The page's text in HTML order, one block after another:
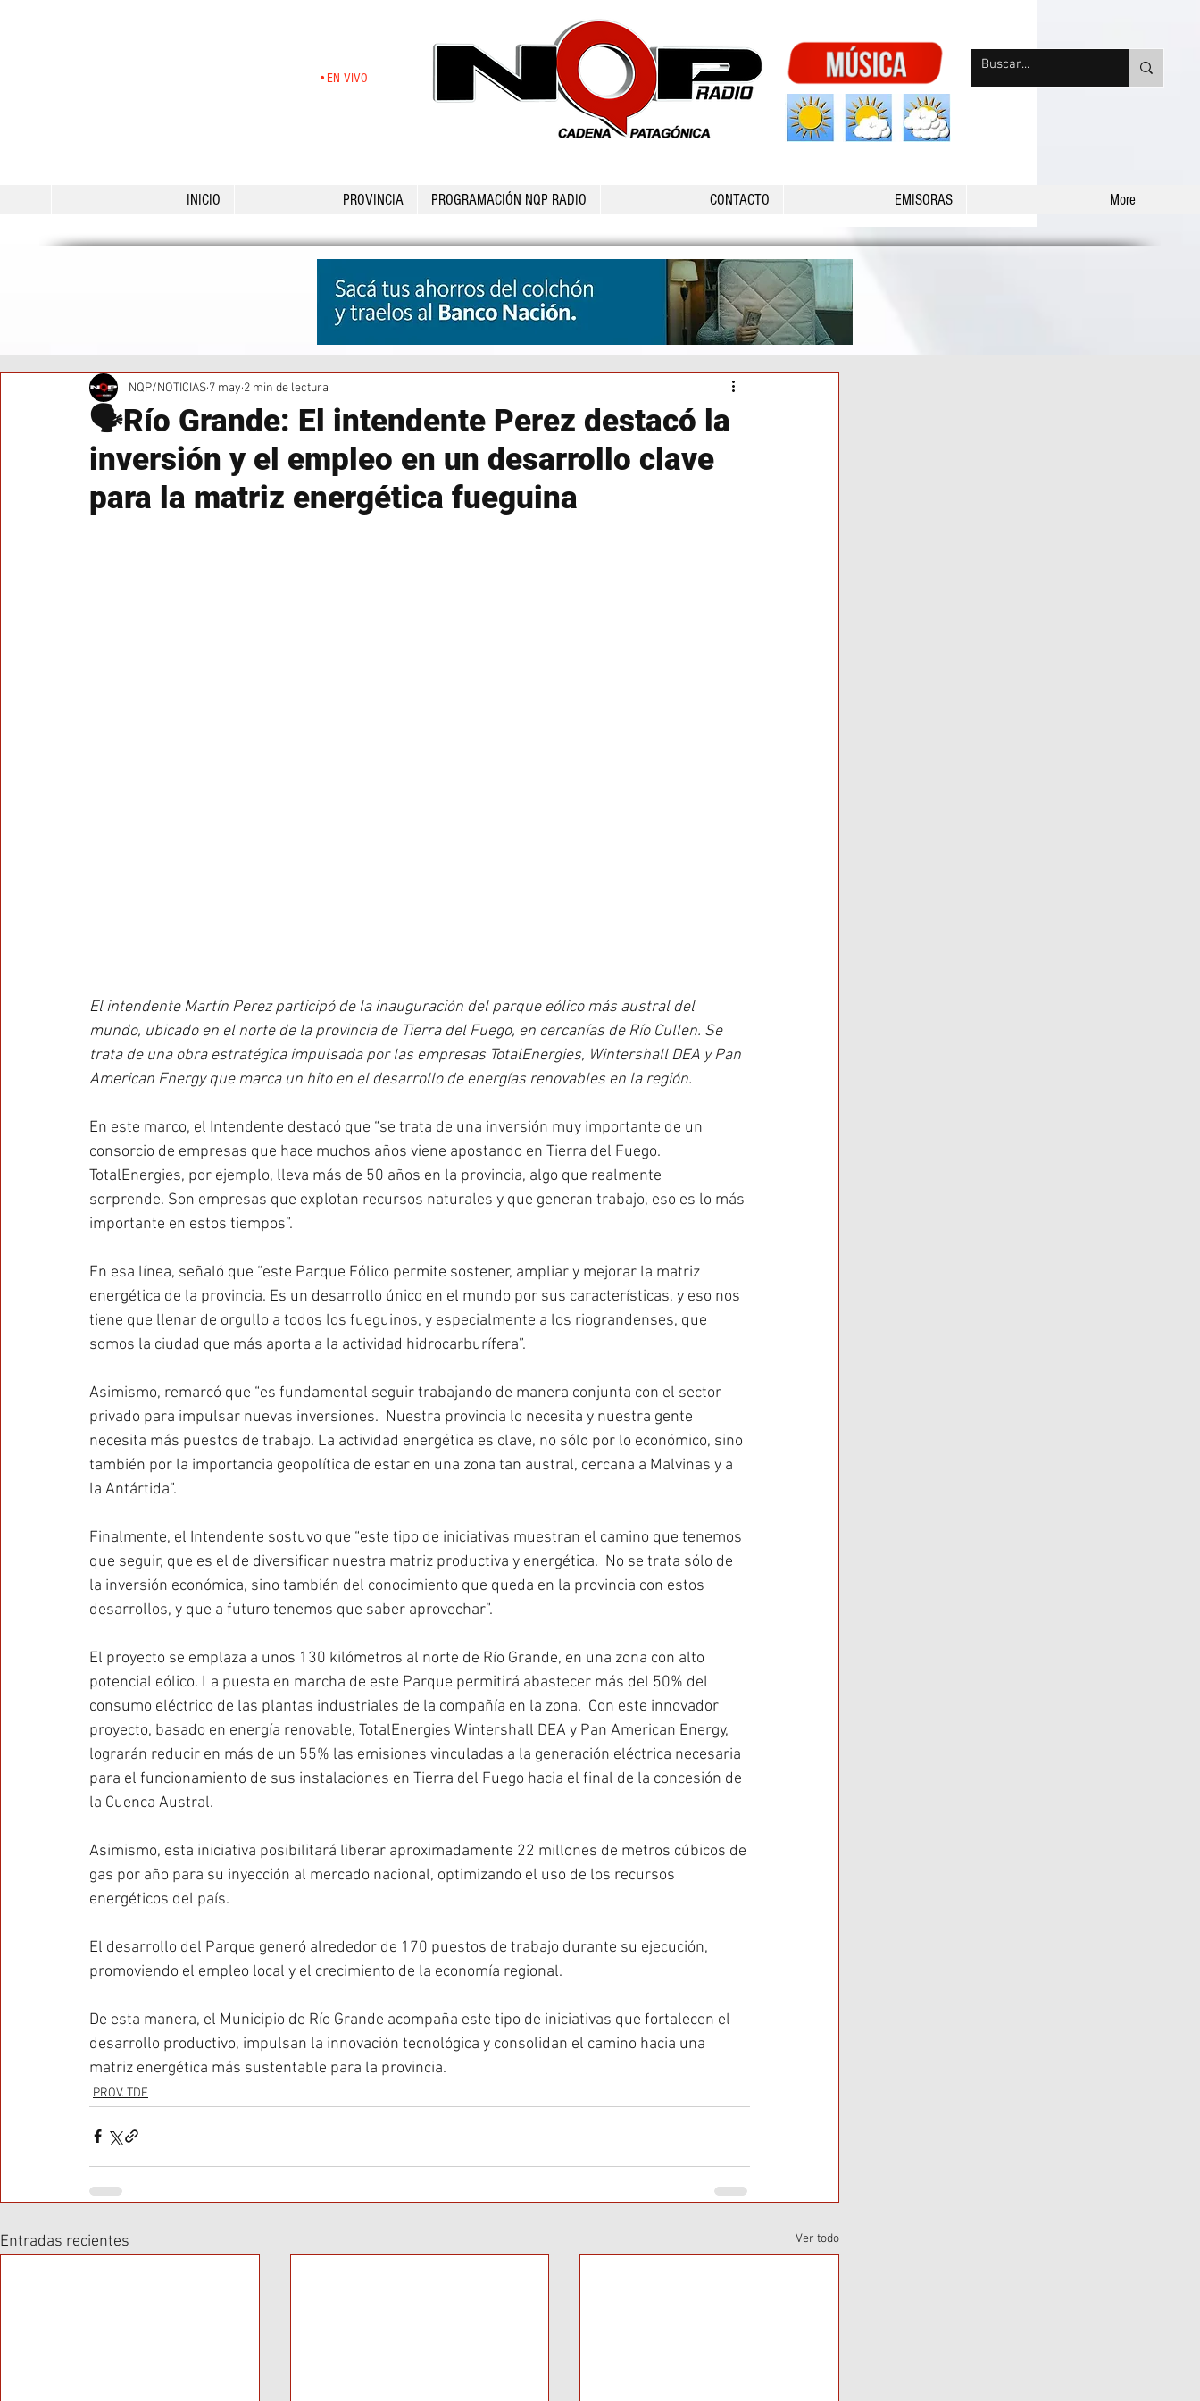
•EN VIVO
INICIO PROVINCIA PROGRAMACIÓN NQP RADIO CONTACTO EMISORAS More
🗣Río Grande: El intendente Perez destacó la
inversión y el empleo en un desarrollo clave
para la matriz energética fueguina
NQP/NOTICIAS 7 may 2 min de lectura
El intendente Martín Perez participó de la inauguración del parque eólico más austral del
mundo, ubicado en el norte de la provincia de Tierra del Fuego, en cercanías de Río Cullen. Se
trata de una obra estratégica impulsada por las empresas TotalEnergies, Wintershall DEA y Pan
American Energy que marca un hito en el desarrollo de energías renovables en la región.
En este marco, el Intendente destacó que “se trata de una inversión muy importante de un
consorcio de empresas que hace muchos años viene apostando en Tierra del Fuego.
TotalEnergies, por ejemplo, lleva más de 50 años en la provincia, algo que realmente
sorprende. Son empresas que explotan recursos naturales y que generan trabajo, eso es lo más
importante en estos tiempos”.
En esa línea, señaló que “este Parque Eólico permite sostener, ampliar y mejorar la matriz
energética de la provincia. Es un desarrollo único en el mundo por sus características, y eso nos
tiene que llenar de orgullo a todos los fueguinos, y especialmente a los riograndenses, que
somos la ciudad que más aporta a la actividad hidrocarburífera”.
Asimismo, remarcó que “es fundamental seguir trabajando de manera conjunta con el sector
privado para impulsar nuevas inversiones.  Nuestra provincia lo necesita y nuestra gente
necesita más puestos de trabajo. La actividad energética es clave, no sólo por lo económico, sino
también por la importancia geopolítica de estar en una zona tan austral, cercana a Malvinas y a
la Antártida”.
Finalmente, el Intendente sostuvo que “este tipo de iniciativas muestran el camino que tenemos
que seguir, que es el de diversificar nuestra matriz productiva y energética.  No se trata sólo de
la inversión económica, sino también del conocimiento que queda en la provincia con estos
desarrollos, y que a futuro tenemos que saber aprovechar”.
El proyecto se emplaza a unos 130 kilómetros al norte de Río Grande, en una zona con alto
potencial eólico. La puesta en marcha de este Parque permitirá abastecer más del 50% del
consumo eléctrico de las plantas industriales de la compañía en la zona.  Con este innovador
proyecto, basado en energía renovable, TotalEnergies Wintershall DEA y Pan American Energy,
lograrán reducir en más de un 55% las emisiones vinculadas a la generación eléctrica necesaria
para el funcionamiento de sus instalaciones en Tierra del Fuego hacia el final de la concesión de
la Cuenca Austral.
Asimismo, esta iniciativa posibilitará liberar aproximadamente 22 millones de metros cúbicos de
gas por año para su inyección al mercado nacional, optimizando el uso de los recursos
energéticos del país.
El desarrollo del Parque generó alrededor de 170 puestos de trabajo durante su ejecución,
promoviendo el empleo local y el crecimiento de la economía regional.
De esta manera, el Municipio de Río Grande acompaña este tipo de iniciativas que fortalecen el
desarrollo productivo, impulsan la innovación tecnológica y consolidan el camino hacia una
matriz energética más sustentable para la provincia.
PROV. TDF
Entradas recientes Ver todo